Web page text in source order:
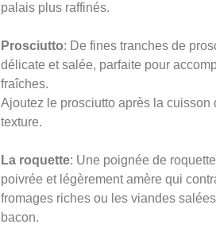
palais plus raffinés.
Prosciutto: De fines tranches de
délicate et salée, parfaite pour
fraîches.
Ajoutez le prosciutto après la
texture.
La roquette: Une poignée de
poivrée et légèrement amère qui
fromages riches ou les viandes
bacon.